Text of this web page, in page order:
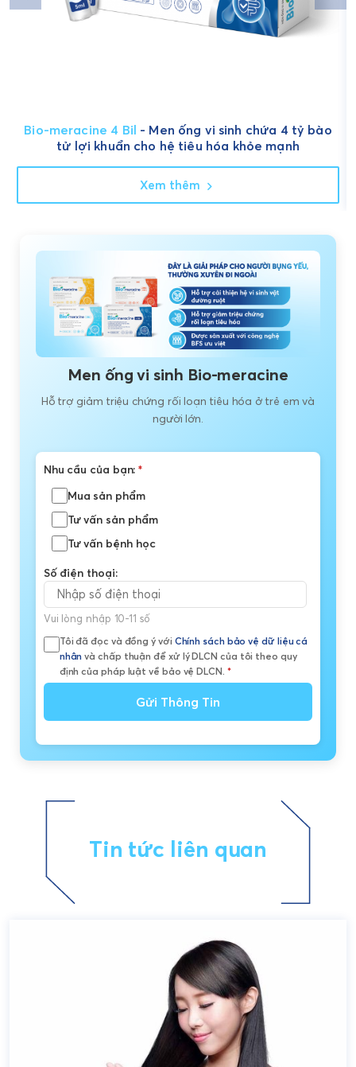
Bio-meracine 4 Bil - Men ống vi sinh chứa 4 tỷ bào
tử lợi khuẩn cho hệ tiêu hóa khỏe mạnh
Xem thêm
Men ống vi sinh Bio-meracine
Hỗ trợ giảm triệu chứng rối loạn tiêu hóa ở trẻ em và
người lớn.
Nhu cầu của bạn:*
Mua sản phẩm
Tư vấn sản phẩm
Tư vấn bệnh học
Số điện thoại:
Vui lòng nhập 10-11 số
Tôi đã đọc và đồng ý với Chính sách bảo vệ dữ liệu cá
nhân và chấp thuận để xử lý DLCN của tôi theo quy
định của pháp luật về bảo vệ DLCN. *
Gửi Thông Tin
Tin tức liên quan